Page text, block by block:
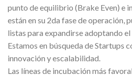
punto de equilibrio (Brake Even) e
están en su 2da fase de operación,
listas para expandirse adoptando
Estamos en búsqueda de Startups
innovación y escalabilidad.
Las líneas de incubación más